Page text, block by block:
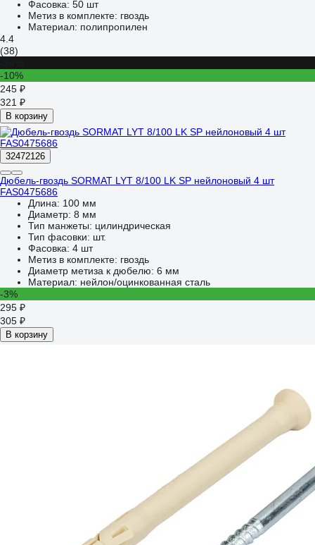
Фасовка: 50 шт
Метиз в комплекте: гвоздь
Материал: полипропилен
4.4
(38)
-10%
245 ₽
321 ₽
В корзину
32472126
Дюбель-гвоздь SORMAT LYT 8/100 LK SP нейлоновый 4 шт
FAS0475686
Длина: 100 мм
Диаметр: 8 мм
Тип манжеты: цилиндрическая
Тип фасовки: шт.
Фасовка: 4 шт
Метиз в комплекте: гвоздь
Диаметр метиза к дюбелю: 6 мм
Материал: нейлон/оцинкованная сталь
-3%
295 ₽
305 ₽
В корзину